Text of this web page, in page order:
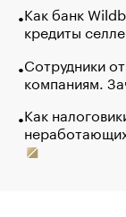
Как банк
кредиты
Сотрудники
компаниям.
Как